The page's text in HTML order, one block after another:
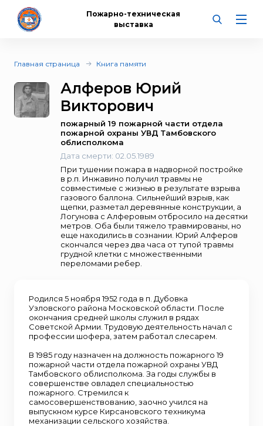
Пожарно-техническая
выставка
Главная страница Книга памяти
Алферов Юрий
Викторович
пожарный 19 пожарной части отдела
пожарной охраны УВД Тамбовского
облисполкома
Дата смерти: 02.05.1989
При тушении пожара в надворной постройке
в р.п. Инжавино получил травмы не
совместимые с жизнью в результате взрыва
газового баллона. Сильнейший взрыв, как
щепки, разметал деревянные конструкции, а
Логунова с Алферовым отбросило на десятки
метров. Оба были тяжело травмированы, но
еще находились в сознании. Юрий Алферов
скончался через два часа от тупой травмы
грудной клетки с множественными
переломами ребер.
Родился 5 ноября 1952 года в п. Дубовка
Узловского района Московской области. После
окончания средней школы служил в рядах
Советской Армии. Трудовую деятельность начал с
профессии шофера, затем работал слесарем.
В 1985 году назначен на должность пожарного 19
пожарной части отдела пожарной охраны УВД
Тамбовского облисполкома. За годы службы в
совершенстве овладел специальностью
пожарного. Стремился к
самосовершенствованию, заочно учился на
выпускном курсе Кирсановского техникума
механизации сельского хозяйства.